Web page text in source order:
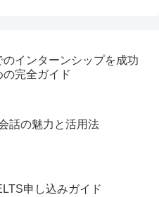
のインターンシップを成功
の完全ガイド
話の魅力と活用法
申し込みガイド